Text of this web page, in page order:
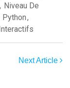
, Niveau De
Python,
Next Article